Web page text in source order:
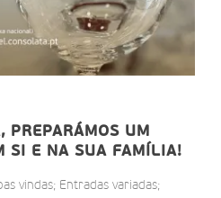
PREPARÁMOS UM
SI E NA SUA FAMÍLIA!
vindas; Entradas variadas;